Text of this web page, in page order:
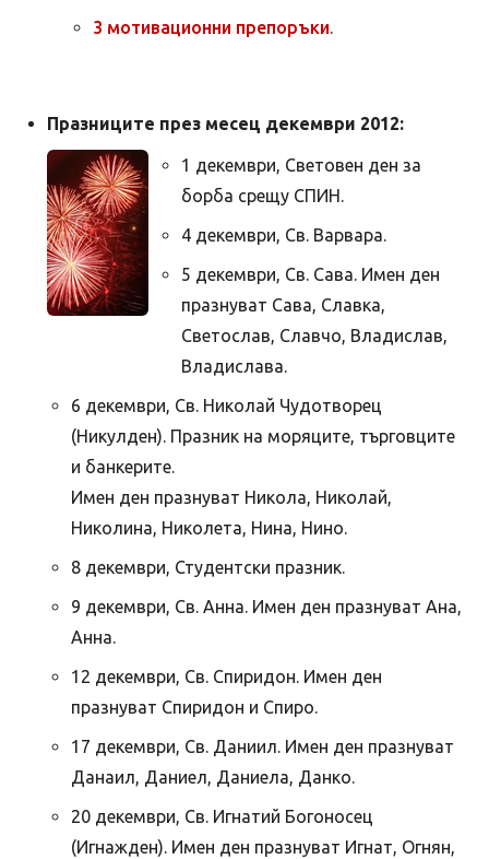
3 мотивационни препоръки.
Празниците през месец декември 2012:
1 декември, Световен ден за
борба срещу СПИН.
4 декември, Св. Варвара.
5 декември, Св. Сава. Имен ден
празнуват Сава, Славка,
Светослав, Славчо, Владислав,
Владислава.
6 декември, Св. Николай Чудотворец
(Никулден). Празник на моряците, търговците
и банкерите.
Имен ден празнуват Никола, Николай,
Николина, Николета, Нина, Нино.
8 декември, Студентски празник.
9 декември, Св. Анна. Имен ден празнуват Ана,
Анна.
12 декември, Св. Спиридон. Имен ден
празнуват Спиридон и Спиро.
17 декември, Св. Даниил. Имен ден празнуват
Данаил, Даниел, Даниела, Данко.
20 декември, Св. Игнатий Богоносец
(Игнажден). Имен ден празнуват Игнат, Огнян,